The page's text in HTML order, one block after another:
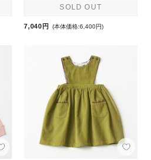
SOLD OUT
7,040円 (本体価格:6,400円)